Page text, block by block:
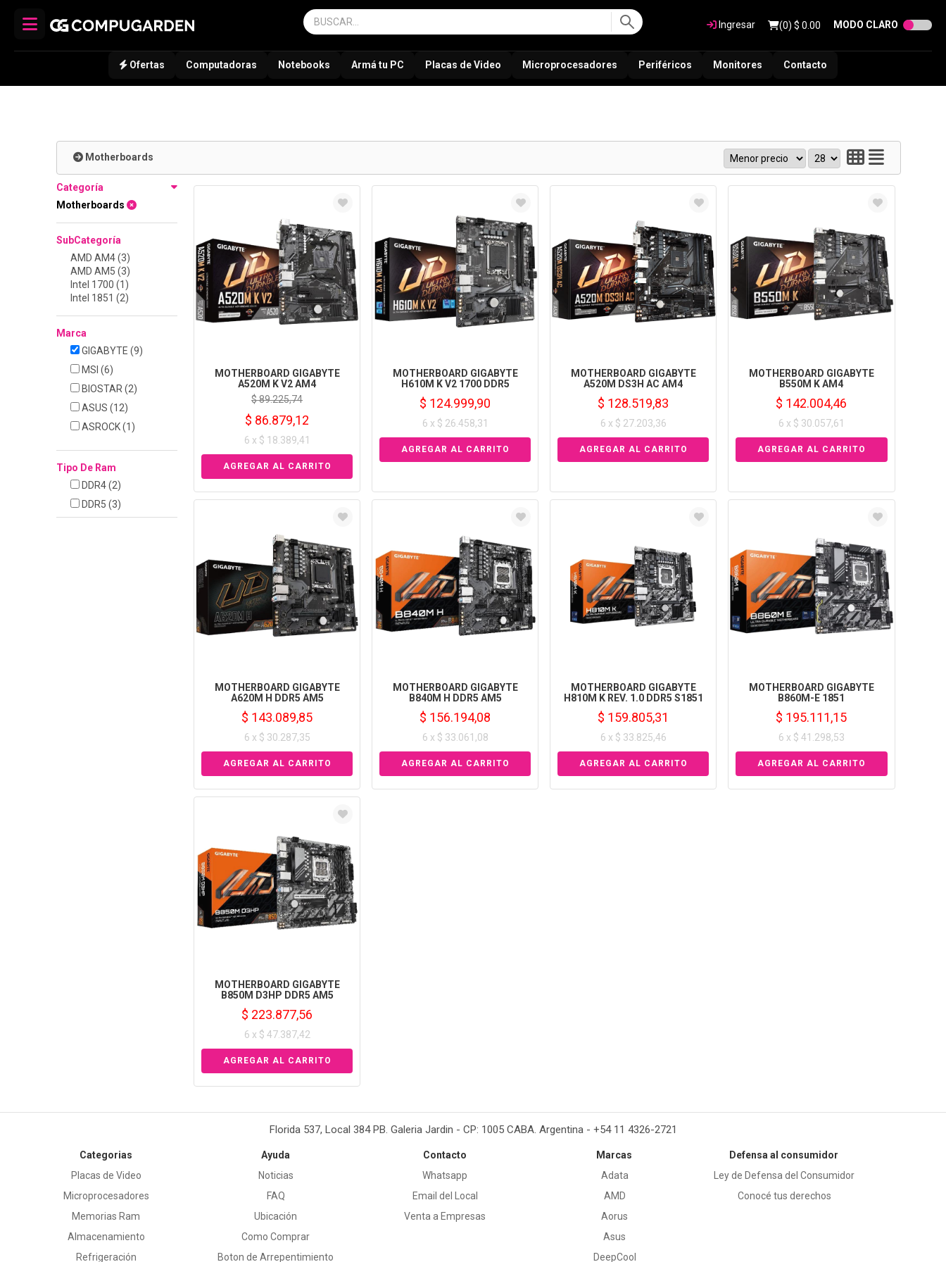
Ingresar (0) $ 0.00 MODO CLARO
Ofertas Computadoras Notebooks Armá tu PC Placas de Video Microprocesadores Periféricos Monitores Contacto
Motherboards
Categoría
Motherboards
SubCategoría
AMD AM4 (3)
AMD AM5 (3)
Intel 1700 (1)
Intel 1851 (2)
Marca
GIGABYTE (9)
MSI (6)
BIOSTAR (2)
ASUS (12)
ASROCK(1)
Tipo De Ram
DDR4(2)
DDR5 (3)
MOTHERBOARD GIGABYTE
A520M K V2 AM4
$ 89.225,74
$ 86.879,12
6 x $ 18.389,41
MOTHERBOARD GIGABYTE
H610M K V2 1700 DDR5
$ 124.999,90
6 x $ 26.458,31
MOTHERBOARD GIGABYTE
A520M DS3H AC AM4
$ 128.519,83
6 x $ 27.203,36
MOTHERBOARD GIGABYTE
B550M K AM4
$ 142.004,46
6 x $ 30.057,61
MOTHERBOARD GIGABYTE
A620M H DDR5 AM5
$ 143.089,85
6 x $ 30.287,35
MOTHERBOARD GIGABYTE
B840M H DDR5 AM5
$ 156.194,08
6 x $ 33.061,08
MOTHERBOARD GIGABYTE
H810M K REV. 1.0 DDR5 S1851
$ 159.805,31
6 x $ 33.825,46
MOTHERBOARD GIGABYTE
B860M-E 1851
$ 195.111,15
6 x $ 41.298,53
MOTHERBOARD GIGABYTE
B850M D3HP DDR5 AM5
$ 223.877,56
6 x $ 47.387,42
Florida 537, Local 384 PB. Galeria Jardin - CP: 1005 CABA. Argentina - +54 11 4326-2721
Categorias
Placas de Video
Microprocesadores
Memorias Ram
Almacenamiento
Refrigeración
Ayuda
Noticias
FAQ
Ubicación
Como Comprar
Boton de Arrepentimiento
Contacto
Whatsapp
Email del Local
Venta a Empresas
Marcas
Adata
AMD
Aorus
Asus
DeepCool
Defensa al consumidor
Ley de Defensa del Consumidor
Conocé tus derechos